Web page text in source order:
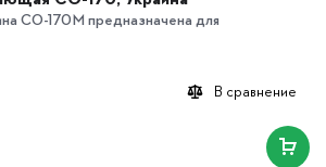
СО-170М предназначена для
В сравнение